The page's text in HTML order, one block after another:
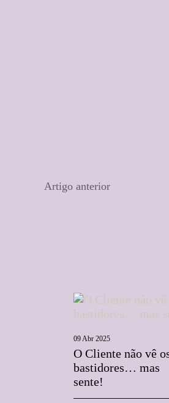
Artigo anterior
09 Abr 2025
O Cliente não vê
bastidores… mas
sente!